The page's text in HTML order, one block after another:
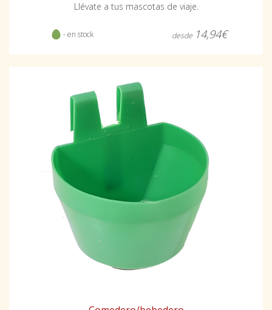
Llévate a tus mascotas de viaje.
- en stock desde 14,94€